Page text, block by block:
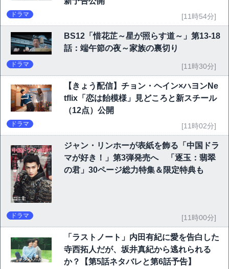
ドラマ [11時54分]
BS12「惜花芷～星が照らす道～」第13-18
話：端午節の夜～家族の裏切り
ドラマ [11時30分]
【きょう配信】チョン・ヘイン×ハヨンNe
tflix「恋は飴模様」見どころと新スチール
（12点）公開
ドラマ [11時02分]
ジャン・リンホーが表紙を飾る「中国ドラ
マが好き！」第3弾発売へ 「逐玉：翡翠
の君」30ページ総力特集＆限定特典も
ドラマ [11時00分]
「ラストノート」内田有紀に愛を告白した
寺西拓人だが、坂井真紀から逃れられる
か？【第5話ネタバレと第6話予告】